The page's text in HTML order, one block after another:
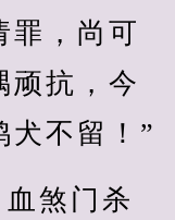
罪，尚可
顽抗，今
犬不留！”
煞门杀